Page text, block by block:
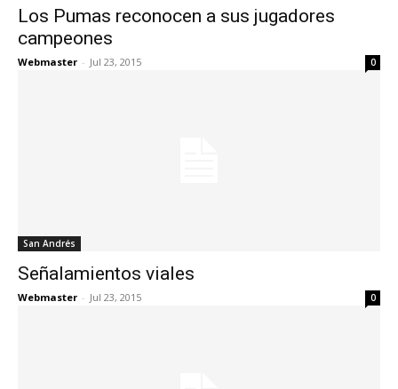
Los Pumas reconocen a sus jugadores
campeones
Webmaster - Jul 23, 2015 0
San Andrés
Señalamientos viales
Webmaster - Jul 23, 2015 0